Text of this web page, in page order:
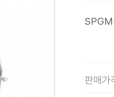
판매가